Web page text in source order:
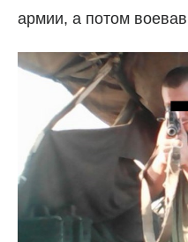
армии, а потом